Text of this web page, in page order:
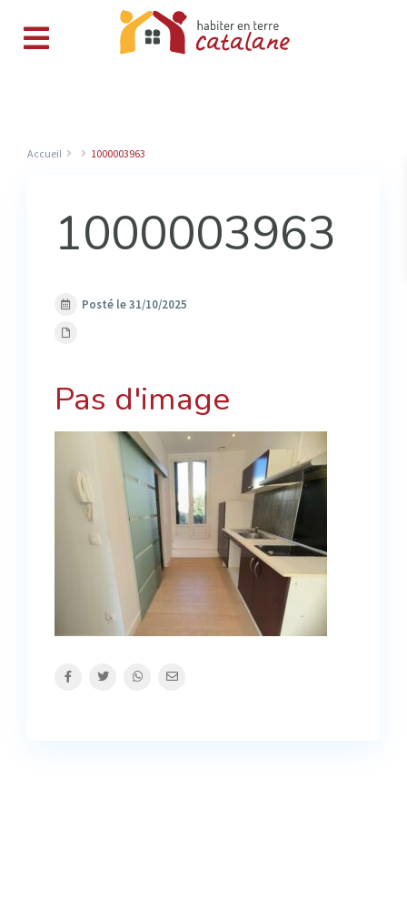
Accueil 1000003963
1000003963
Posté le 31/10/2025
Pas d'image